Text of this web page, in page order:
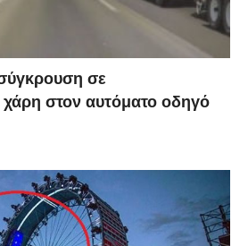
σε
χάρη στον αυτόματο οδηγό